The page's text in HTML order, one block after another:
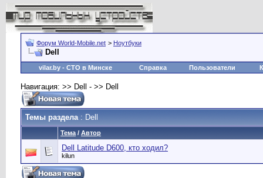
Форум World-Mobile.net > Ноутбуки
Dell
vilar.by - СТО в Минске Справка Пользователи
Навигация: >> Dell - >> Dell
Темы раздела: Dell
Тема / Автор
Dell Latitude D600, кто ходил?
kilun